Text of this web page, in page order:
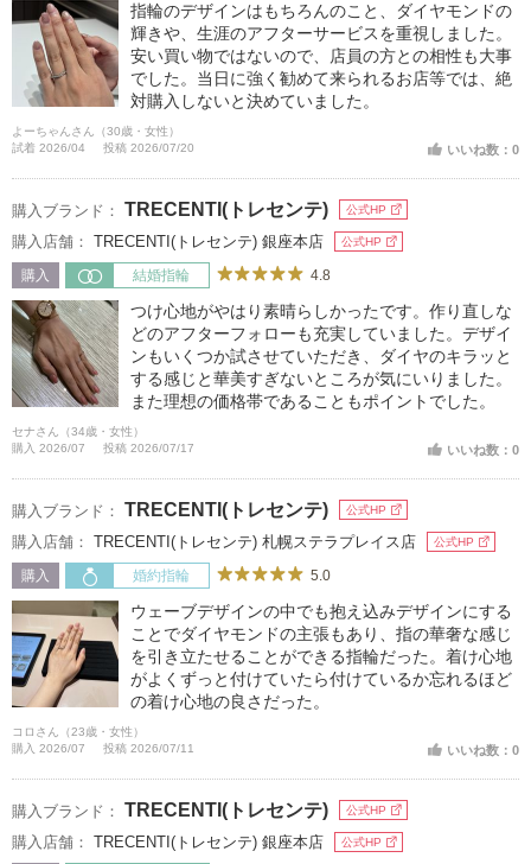
指輪のデザインはもちろんのこと、ダイヤモンドの
輝きや、生涯のアフターサービスを重視しました。
安い買い物ではないので、店員の方との相性も大事
でした。当日に強く勧めて来られるお店等では、絶
対購入しないと決めていました。
よーちゃんさん（30歳・女性）
試着 2026/04
投稿 2026/07/20 いいね数：0
購入ブランド： TRECENTI(トレセンテ) 公式HP
購入店舗： TRECENTI(トレセンテ) 銀座本店 公式HP
購入 結婚指輪 4.8
つけ心地がやはり素晴らしかったです。作り直しな
どのアフターフォローも充実していました。デザイ
ンもいくつか試させていただき、ダイヤのキラッと
する感じと華美すぎないところが気にいりました。
また理想の価格帯であることもポイントでした。
セナさん（34歳・女性）
購入 2026/07
投稿 2026/07/17 いいね数：0
購入ブランド： TRECENTI(トレセンテ) 公式HP
購入店舗： TRECENTI(トレセンテ) 札幌ステラプレイス店 公式HP
購入 婚約指輪 5.0
ウェーブデザインの中でも抱え込みデザインにする
ことでダイヤモンドの主張もあり、指の華奢な感じ
を引き立たせることができる指輪だった。着け心地
がよくずっと付けていたら付けているか忘れるほど
の着け心地の良さだった。
コロさん（23歳・女性）
購入 2026/07
投稿 2026/07/11 いいね数：0
購入ブランド： TRECENTI(トレセンテ) 公式HP
購入店舗： TRECENTI(トレセンテ) 銀座本店 公式HP